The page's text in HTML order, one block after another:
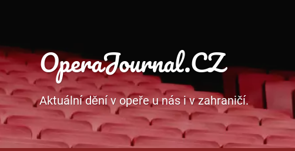
OperaJournal.CZ
Aktuální dění v opeře u nás i v zahraničí.